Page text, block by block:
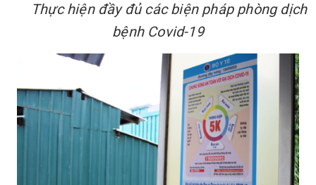
Thực hiện đầy đủ các biện pháp phòng dịch
bệnh Covid-19